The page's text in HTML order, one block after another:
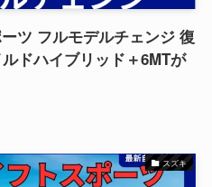
ツ フルモデルチェンジ 復
ドハイブリッド＋6MTが
スズキ